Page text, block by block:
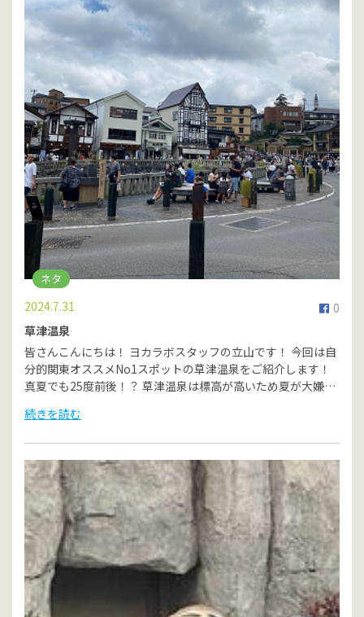
ネタ
0
2024.7.31
草津温泉
皆さんこんにちは！ ヨカラボスタッフの立山です！ 今回は自
分的関東オススメNo1スポットの草津温泉をご紹介します！
真夏でも25度前後！？ 草津温泉は標高が高いため夏が大嫌…
続きを読む